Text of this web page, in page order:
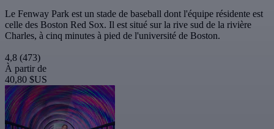
Le Fenway Park est un stade de baseball dont l'équipe résidente est
celle des Boston Red Sox. Il est situé sur la rive sud de la rivière
Charles, à cinq minutes à pied de l'université de Boston.
4,8 (473)
À partir de
40,80 $US